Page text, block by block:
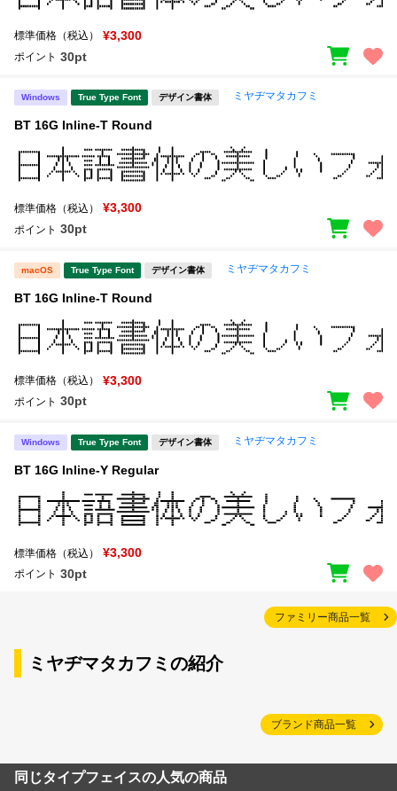
標準価格（税込） ¥3,300
ポイント 30pt
Windows True Type Font デザイン書体 ミヤヂマタカフミ
BT 16G Inline-T Round
標準価格（税込） ¥3,300
ポイント 30pt
macOS True Type Font デザイン書体 ミヤヂマタカフミ
BT 16G Inline-T Round
標準価格（税込） ¥3,300
ポイント 30pt
Windows True Type Font デザイン書体 ミヤヂマタカフミ
BT 16G Inline-Y Regular
標準価格（税込） ¥3,300
ポイント 30pt
ファミリー商品一覧
ミヤヂマタカフミの紹介
ブランド商品一覧
同じタイプフェイスの人気の商品